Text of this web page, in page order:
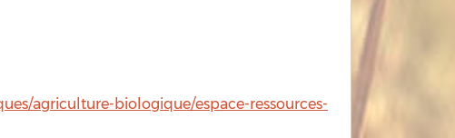
agriculture-biologique/espace-ressources-